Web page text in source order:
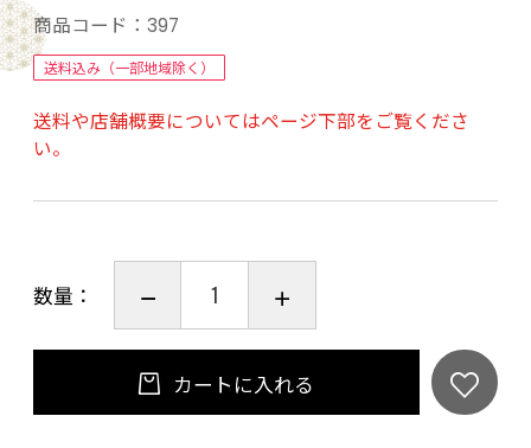
ざいますが、使用上問題はございません。
※長期間取り付けをしている場合、車体にゴム
の跡が付く可能性がございます。
※ゴム製品特有の臭いがございます。
850kg積トラック用 ダブルキャブトラック
エステル帆布製で強度、防水性は抜群です
ブラック 中国製
商品コード： 397
送料込み（一部地域除く）
送料や店舗概要についてはページ下部をご覧くださ
い。
数量：
カートに入れる